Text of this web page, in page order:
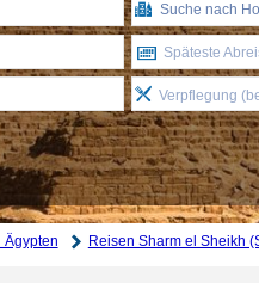
Späteste
Verpflegung
Ägypten Reisen Sharm el Sheikh